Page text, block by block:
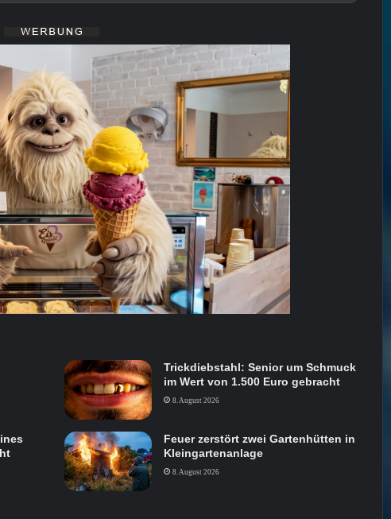
Trickdiebstahl: Senior um Schmuck
im Wert von 1.500 Euro gebracht
8. August 2026
Feuer zerstört zwei Gartenhütten in
Kleingartenanlage
8. August 2026